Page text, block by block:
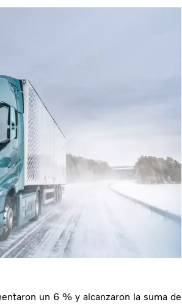
un 6 % y alcanzaron la suma de